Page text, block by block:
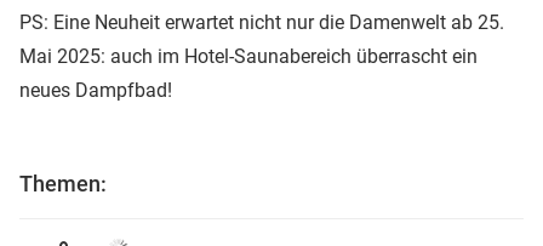
PS: Eine Neuheit erwartet nicht nur die Damenwelt ab 25.
Mai 2025: auch im Hotel-Saunabereich überrascht ein
neues Dampfbad!
Themen: